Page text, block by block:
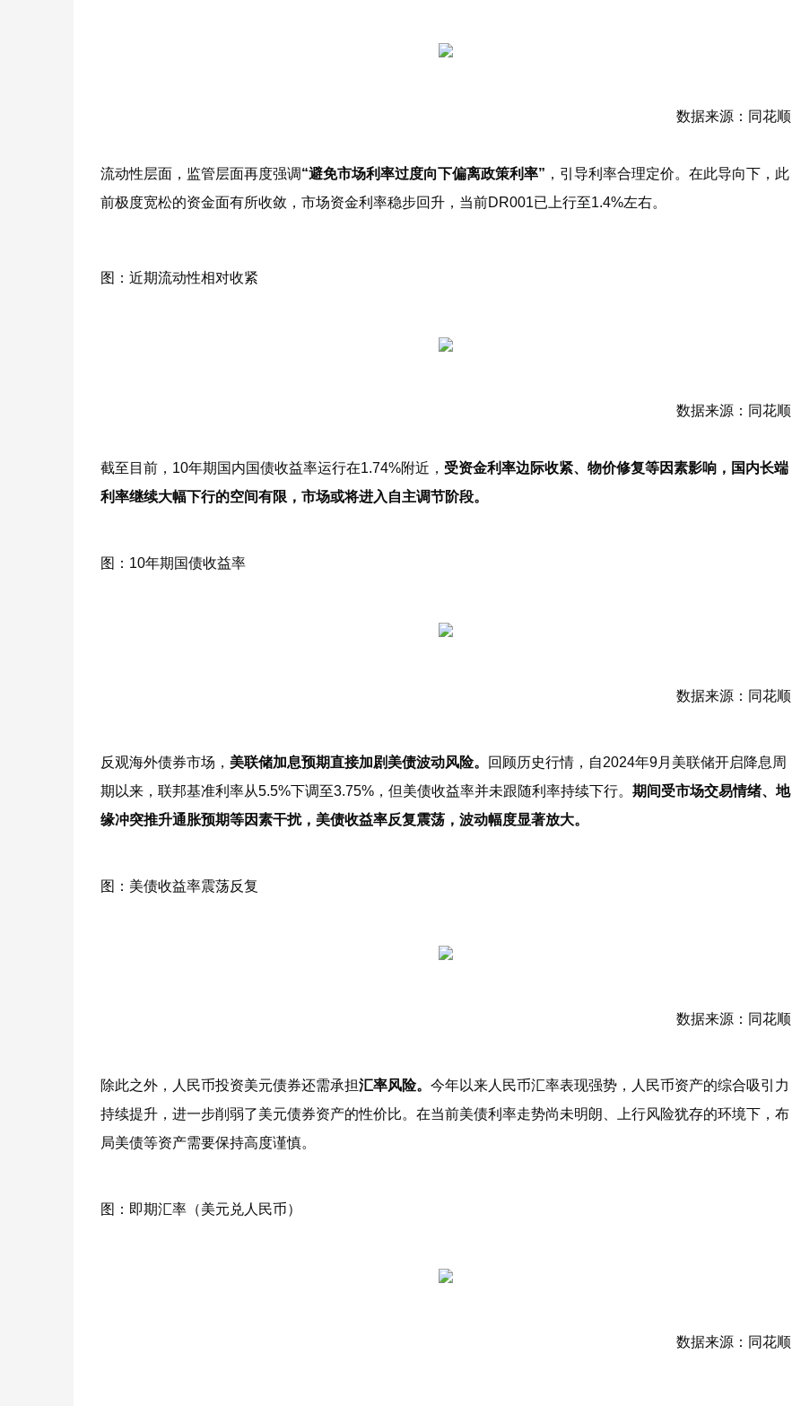
数据来源：同花顺
流动性层面，监管层面再度强调“避免市场利率过度向下偏离政策利率” ，引导利率合理定价。在此导向下，此
前极度宽松的资金面有所收敛，市场资金利率稳步回升，当前DR001已上行至1.4%左右。
图：近期流动性相对收紧
数据来源：同花顺
截至目前，10年期国内国债收益率运行在1.74%附近， 受资金利率边际收紧、物价修复等因素影响，国内长端
利率继续大幅下行的空间有限，市场或将进入自主调节阶段。
图：10年期国债收益率
数据来源：同花顺
反观海外债券市场， 美联储加息预期直接加剧美债波动风险。
回顾历史行情，自2024年9月美联储开启降息周
期以来，联邦基准利率从5.5%下调至3.75%，但美债收益率并未跟随利率持续下行。 期间受市场交易情绪、地
缘冲突推升通胀预期等因素干扰，美债收益率反复震荡，波动幅度显著放大。
图：美债收益率震荡反复
数据来源：同花顺
除此之外，人民币投资美元债券还需承担汇率风险。 今年以来人民币汇率表现强势，人民币资产的综合吸引力
持续提升，进一步削弱了美元债券资产的性价比。在当前美债利率走势尚未明朗、上行风险犹存的环境下，布
局美债等资产需要保持高度谨慎。
图：即期汇率（美元兑人民币）
数据来源：同花顺